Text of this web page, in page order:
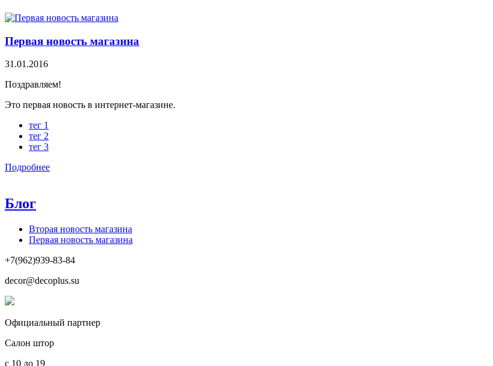
Первая новость магазина
31.01.2016
Поздравляем!
Это первая новость в интернет-магазине.
тег 1
тег 2
тег 3
Подробнее
Блог
Вторая новость магазина
Первая новость магазина
+7(962)939-83-84
decor@decoplus.su
Официальный партнер
Салон штор
c 10 до 19